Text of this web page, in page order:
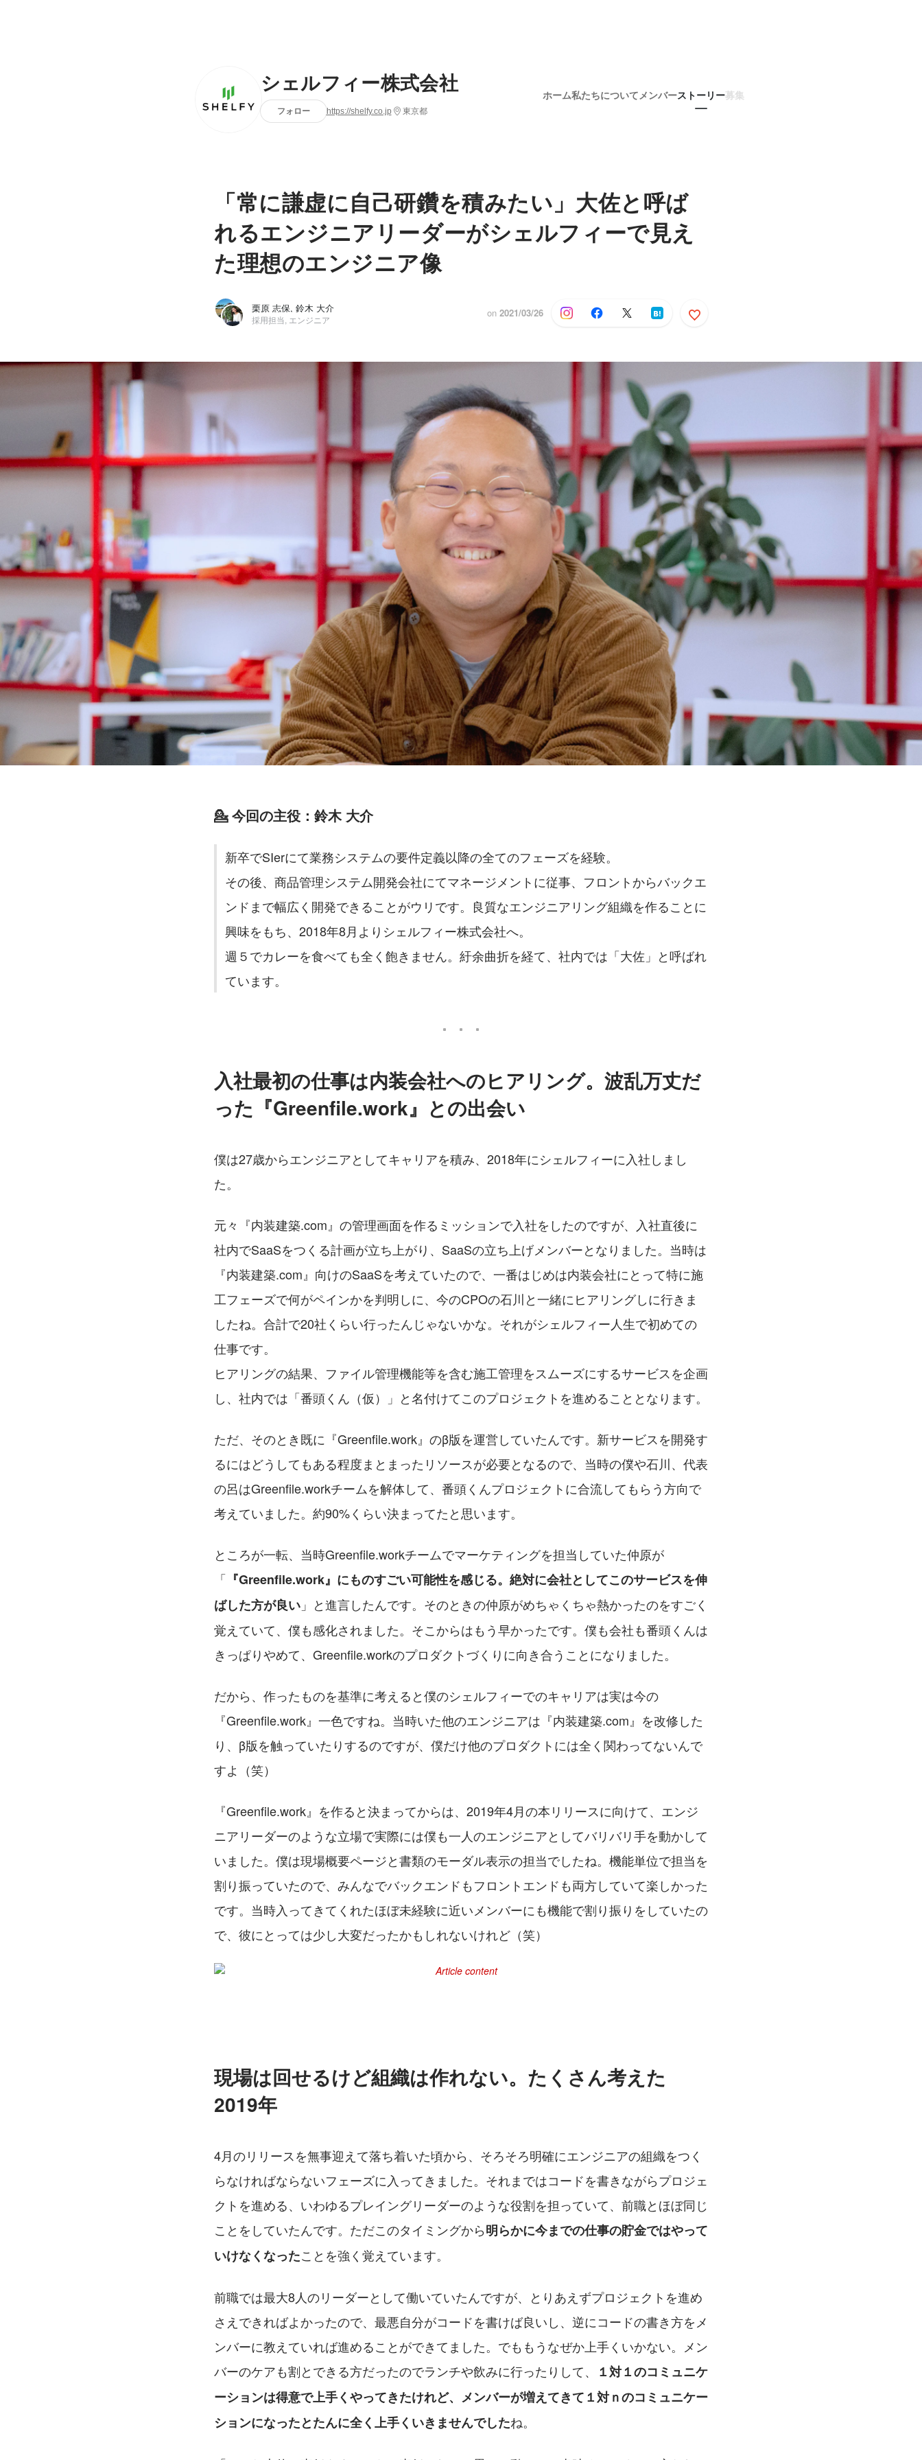
シェルフィー株式会社
フォロー https://shelfy.co.jp 東京都
ホーム私たちについて メンバーストーリー募集
「常に謙虚に自己研鑽を積みたい」大佐と呼ば
れるエンジニアリーダーがシェルフィーで見え
た理想のエンジニア像
栗原 志保, 鈴木 大介
採用担当, エンジニア
on 2021/03/26
💁 今回の主役：鈴木 大介
新卒でSIerにて業務システムの要件定義以降の全てのフェーズを経験。
その後、商品管理システム開発会社にてマネージメントに従事、フロントからバックエ
ンドまで幅広く開発できることがウリです。良質なエンジニアリング組織を作ることに
興味をもち、2018年8月よりシェルフィー株式会社へ。
週５でカレーを食べても全く飽きません。紆余曲折を経て、社内では「大佐」と呼ばれ
ています。
入社最初の仕事は内装会社へのヒアリング。波乱万丈だ
った『Greenfile.work』との出会い
僕は27歳からエンジニアとしてキャリアを積み、2018年にシェルフィーに入社しまし
た。
元々『内装建築.com』の管理画面を作るミッションで入社をしたのですが、入社直後に
社内でSaaSをつくる計画が立ち上がり、SaaSの立ち上げメンバーとなりました。当時は
『内装建築.com』向けのSaaSを考えていたので、一番はじめは内装会社にとって特に施
工フェーズで何がペインかを判明しに、今のCPOの石川と一緒にヒアリングしに行きま
したね。合計で20社くらい行ったんじゃないかな。それがシェルフィー人生で初めての
仕事です。
ヒアリングの結果、ファイル管理機能等を含む施工管理をスムーズにするサービスを企画
し、社内では「番頭くん（仮）」と名付けてこのプロジェクトを進めることとなります。
ただ、そのとき既に『Greenfile.work』のβ版を運営していたんです。新サービスを開発す
るにはどうしてもある程度まとまったリソースが必要となるので、当時の僕や石川、代表
の呂はGreenfile.workチームを解体して、番頭くんプロジェクトに合流してもらう方向で
考えていました。約90%くらい決まってたと思います。
ところが一転、当時Greenfile.workチームでマーケティングを担当していた仲原が
「 『Greenfile.work』にものすごい可能性を感じる。絶対に会社としてこのサービスを伸
ばした方が良い 」と進言したんです。そのときの仲原がめちゃくちゃ熱かったのをすごく
覚えていて、僕も感化されました。そこからはもう早かったです。僕も会社も番頭くんは
きっぱりやめて、Greenfile.workのプロダクトづくりに向き合うことになりました。
だから、作ったものを基準に考えると僕のシェルフィーでのキャリアは実は今の
『Greenfile.work』一色ですね。当時いた他のエンジニアは『内装建築.com』を改修した
り、β版を触っていたりするのですが、僕だけ他のプロダクトには全く関わってないんで
すよ（笑）
『Greenfile.work』を作ると決まってからは、2019年4月の本リリースに向けて、エンジ
ニアリーダーのような立場で実際には僕も一人のエンジニアとしてバリバリ手を動かして
いました。僕は現場概要ページと書類のモーダル表示の担当でしたね。機能単位で担当を
割り振っていたので、みんなでバックエンドもフロントエンドも両方していて楽しかった
です。当時入ってきてくれたほぼ未経験に近いメンバーにも機能で割り振りをしていたの
で、彼にとっては少し大変だったかもしれないけれど（笑）
現場は回せるけど組織は作れない。たくさん考えた
2019年
4月のリリースを無事迎えて落ち着いた頃から、そろそろ明確にエンジニアの組織をつく
らなければならないフェーズに入ってきました。それまではコードを書きながらプロジェ
クトを進める、いわゆるプレイングリーダーのような役割を担っていて、前職とほぼ同じ
ことをしていたんです。ただこのタイミングから明らかに今までの仕事の貯金ではやって
いけなくなったことを強く覚えています。
前職では最大8人のリーダーとして働いていたんですが、とりあえずプロジェクトを進め
さえできればよかったので、最悪自分がコードを書けば良いし、逆にコードの書き方をメ
ンバーに教えていれば進めることができてました。でももうなぜか上手くいかない。メン
バーのケアも割とできる方だったのでランチや飲みに行ったりして、
１対１のコミュニケ
ーションは得意で上手くやってきたけれど、メンバーが増えてきて１対ｎのコミュニケー
ションになったとたんに全く上手くいきませんでしたね。
栗原 志保